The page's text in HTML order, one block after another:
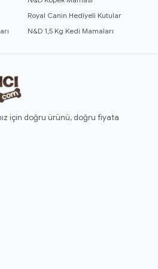
Royal Canin Hediyeli Kutular
N&D 1,5 Kg Kedi Mamaları
için doğru ürünü, doğru fiyata